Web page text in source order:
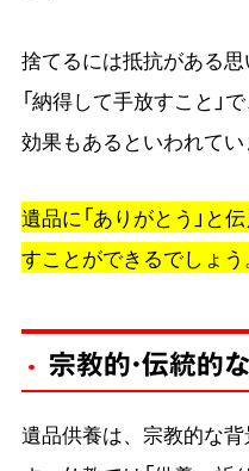
捨てるには抵抗がある
「納得して手放すこと」
効果もあるといわれてい
遺品に「ありがとう」と
すことができるでしょう
宗教的・伝統的
遺品供養は、宗教的な